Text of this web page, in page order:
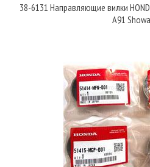
38-6131 Направляющие вилки
A91